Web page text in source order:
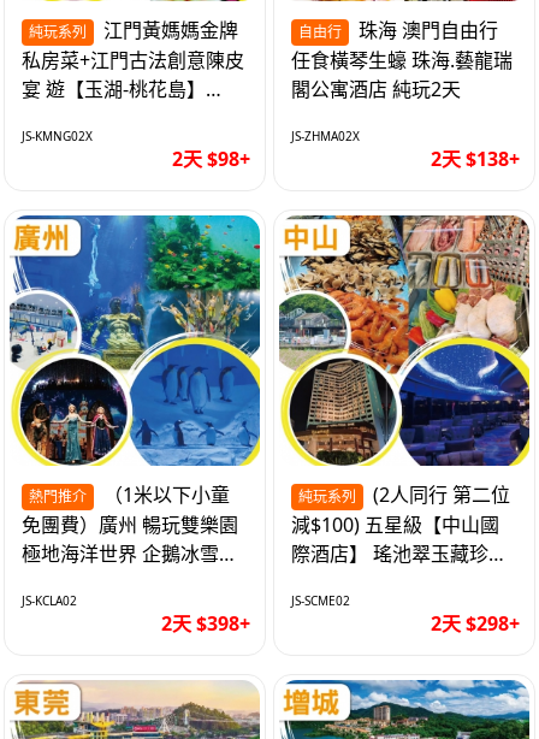
純玩系列
私房菜+江門古法創意陳皮
宴 遊【玉湖-桃花島】
純玩2天
JS-KMNG02X
2天 $98+
自由行
任食橫琴生蠔 珠海.藝龍瑞
閣公寓酒店 純玩2天
JS-ZHMA02X
2天 $138+
熱門推介
免團費）廣州 暢玩雙樂園
極地海洋世界 企鵝冰雪世
JS-KCLA02
2天 $398+
純玩系列
減$100) 五星級【中山國
際酒店】 瑤池翠玉藏珍盅
JS-SCME02
2天 $298+